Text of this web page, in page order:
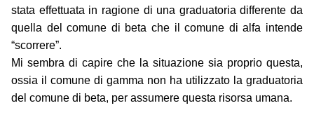
stata effettuata in ragione di una graduatoria differente da
quella del comune di beta che il comune di alfa intende
“scorrere”.
Mi sembra di capire che la situazione sia proprio questa,
ossia il comune di gamma non ha utilizzato la graduatoria
del comune di beta, per assumere questa risorsa umana.